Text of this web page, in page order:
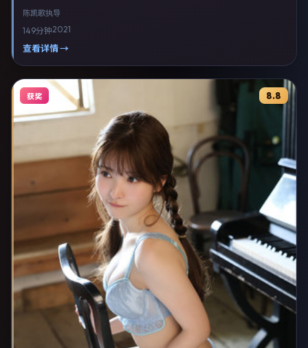
争类型为主线，融合新加坡本土叙事与人物弧光，适合检索「战争电影
办，全国多城路演与线上观影同步开启。影片在节奏、摄影与配乐上强调
沉浸体验，可作为片单推荐、影评长文与专题策划的引用素材。
陈凯歌执导
149分钟2021
查看详情 →
获奖 8.8